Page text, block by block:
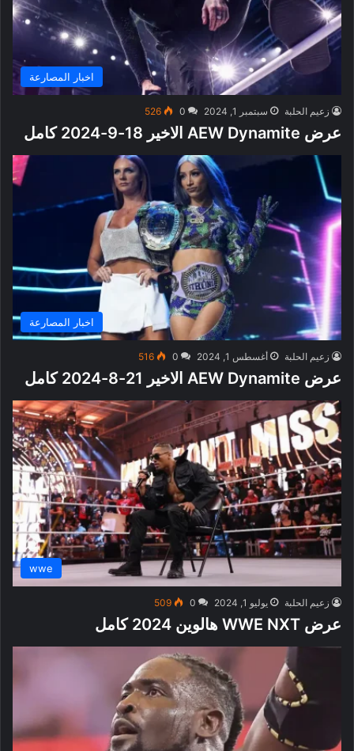
اخبار المصارعة
زعيم الحلبة سبتمبر 1, 2024 0
526
عرض AEW Dynamite الاخير 18-9-2024 كامل
اخبار المصارعة
زعيم الحلبة أغسطس 1, 2024 0
516
عرض AEW Dynamite الاخير 21-8-2024 كامل
wwe
زعيم الحلبة يوليو 1, 2024 0
509
عرض WWE NXT هالوين 2024 كامل